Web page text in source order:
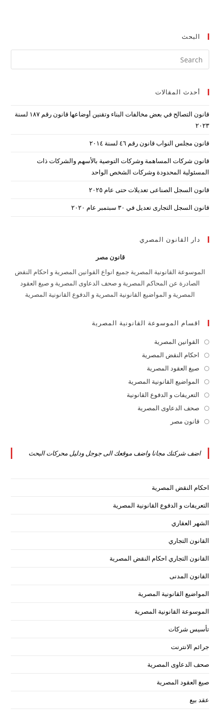
البحث
أحدث المقالات
قانون التصالح في بعض مخالفات البناء وتقنين أوضاعها قانون رقم ۱۸۷ لسنة
۲۰۲۳
قانون مجلس النواب قانون رقم ٤٦ لسنة ٢٠١٤
قانون شركات المساهمة وشركات التوصية بالأسهم والشركات ذات
المسئولية المحدودة وشركات الشخص الواحد
قانون السجل الصناعى تعديلات حتى عام ٢٠٢٥
قانون السجل التجارى تعديل في ٣٠ سبتمبر عام ٢٠٢٠
دار القانون المصري
قانون مصر
الموسوعة القانونية المصرية جميع انواع القوانين المصرية و احكام النقض
الصادرة عن المحاكم المصرية و صحف الدعاوى المصرية و صيغ العقود
المصرية و المواضيع القانونية المصرية و الدفوع القانونية المصرية
اقسام الموسوعة القانونية المصرية
القوانين المصرية
in
a
new
tab
احكام النقض المصرية
a
new
صيغ العقود المصرية
in
a
new
المواضيع القانونية المصرية
inالتعريفات و الدفوع القانونية
صحف الدعاوى المصرية
tab
قانون مصر
new
اضف شركتك مجانا واضف موقعك الى جوجل ودليل محركات البحث
احكام النقض المصرية
التعريفات و الدفوع القانونية المصرية
الشهر العقاري
القانون التجاري
القانون التجاري احكام النقض المصرية
القانون المدنى
المواضيع القانونية المصرية
الموسوعة القانونية المصرية
تأسيس شركات
جرائم الانترنت
صحف الدعاوى المصرية
صيغ العقود المصرية
عقد بيع